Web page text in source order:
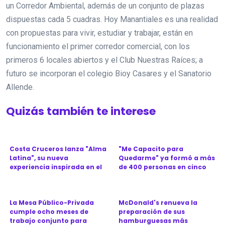
un Corredor Ambiental, además de un conjunto de plazas
dispuestas cada 5 cuadras. Hoy Manantiales es una realidad
con propuestas para vivir, estudiar y trabajar, están en
funcionamiento el primer corredor comercial, con los
primeros 6 locales abiertos y el Club Nuestras Raíces; a
futuro se incorporan el colegio Bioy Casares y el Sanatorio
Allende.
Quizás también te interese
Costa Cruceros lanza "Alma
Latina", su nueva
experiencia inspirada en el
"Me Capacito para
Quedarme" ya formó a más
de 400 personas en cinco
La Mesa Público-Privada
cumple ocho meses de
trabajo conjunto para
McDonald's renueva la
preparación de sus
hamburguesas más